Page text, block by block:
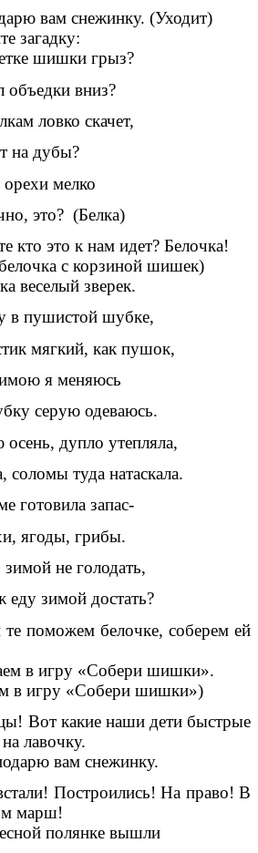
вам снежинку. (Уходит)
загадку:
шишки грыз?
вниз?
ловко скачет,
дубы?
мелко
это? (Белка)
кто это к нам идет? Белочка!
с корзиной шишек)
веселый зверек.
шубке,
как пушок,
я меняюсь
одеваюсь.
дупло утепляла,
туда натаскала.
запас-
грибы.
не голодать,
достать?
те поможем белочке, соберем ей
«Собери шишки».
в игру «Собери шишки»)
Вот какие наши дети быстрые
лавочку.
вам снежинку.
Построились! На право! В
марш!
полянке вышли